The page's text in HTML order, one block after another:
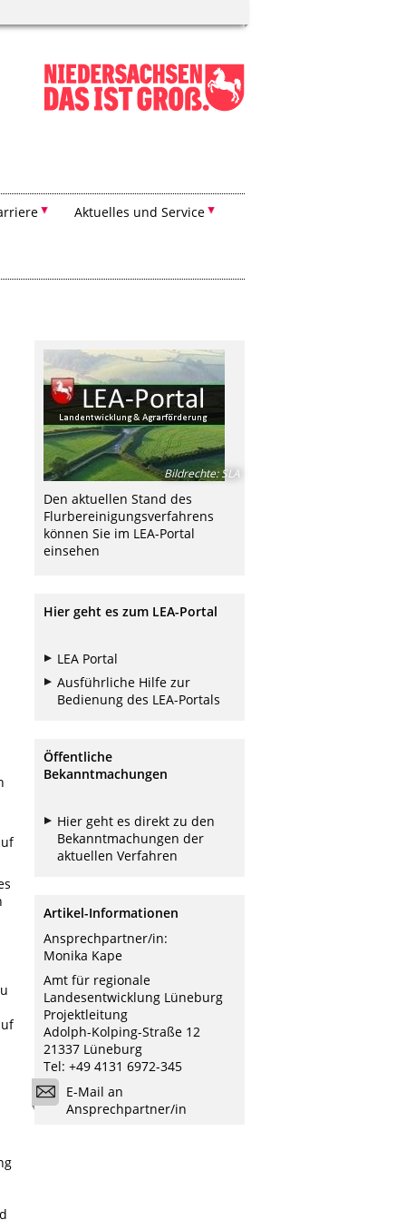
Aktuelles und Service
Bildrechte:SLA
Den aktuellen Stand des
Flurbereinigungsverfahrens
können Sie im LEA-Portal
einsehen
Hier geht es zum LEA-Portal
LEA Portal
Ausführliche Hilfe zur
Bedienung des LEA-Portals
Öffentliche
Bekanntmachungen
Hier geht es direkt zu den
Bekanntmachungen der
aktuellen Verfahren
Artikel-Informationen
Ansprechpartner/in:
Monika Kape
Amt für regionale
Landesentwicklung Lüneburg
Projektleitung
Adolph-Kolping-Straße 12
21337 Lüneburg
Tel: +49 4131 6972-345
E-Mail an
Ansprechpartner/in